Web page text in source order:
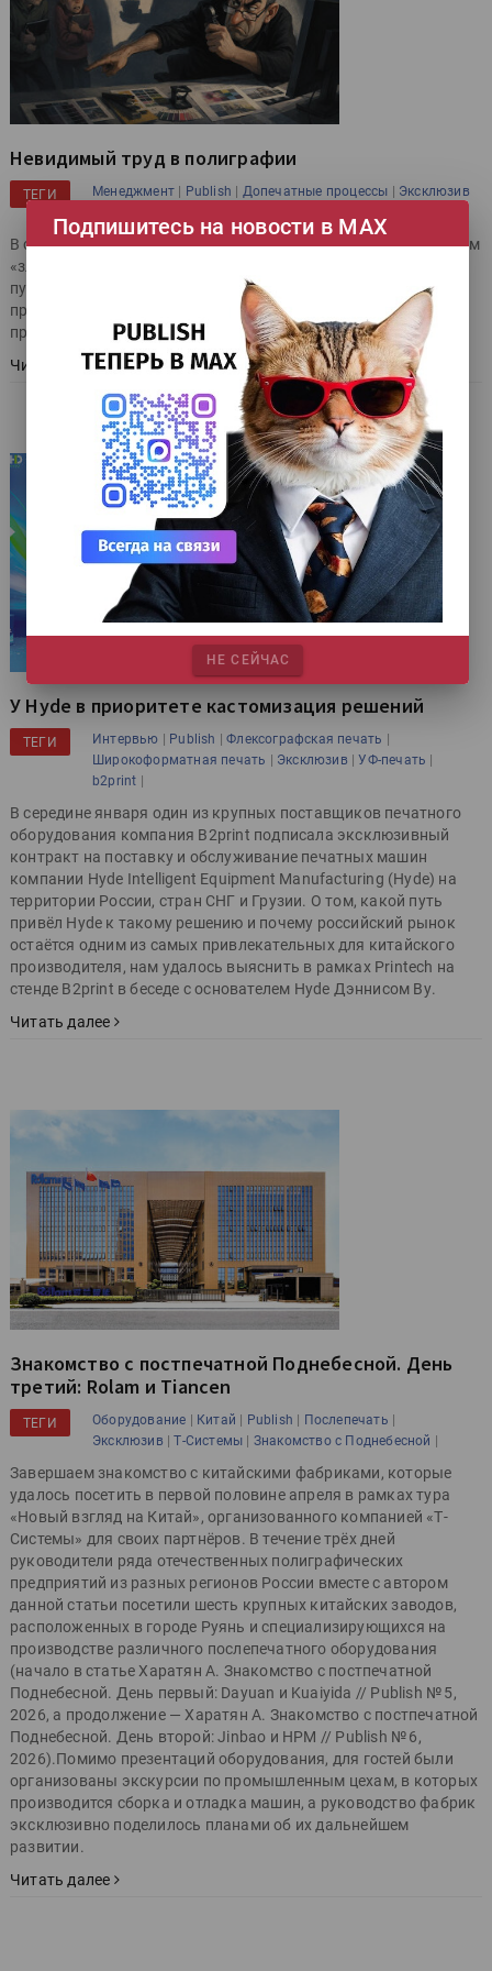
Невидимый труд в полиграфии
ТЕГИ Менеджмент | Publish | Допечатные процессы | Эксклюзив
В среде дизайнеров порой приходится сталкиваться с образом
«злого препресса». Перспектива общения с ним нередко
пугает. Этот вопрос можно было бы оставить в области
профессионального фольклора, если бы он не оказывал
прямого влияния на работу типографии.
Читать далее
У Hyde в приоритете кастомизация решений
ТЕГИ Интервью | Publish |Флексографская печать |
Широкоформатная печать | Эксклюзив |УФ-печать |
b2print |
В середине января один из крупных поставщиков печатного
оборудования компания B2print подписала эксклюзивный
контракт на поставку и обслуживание печатных машин
компании Hyde Intelligent Equipment Manufacturing (Hyde) на
территории России, стран СНГ и Грузии. О том, какой путь
привёл Hyde к такому решению и почему российский рынок
остаётся одним из самых привлекательных для китайского
производителя, нам удалось выяснить в рамках Printech на
стенде B2print в беседе с основателем Hyde Дэннисом Ву.
Читать далее
Знакомство с постпечатной Поднебесной. День
третий: Rolam и Tiancen
ТЕГИ Оборудование | Китай | Publish | Послепечать |
Эксклюзив |Т-Системы | Знакомство с Поднебесной |
Завершаем знакомство с китайскими фабриками, которые
удалось посетить в первой половине апреля в рамках тура
«Новый взгляд на Китай», организованного компанией «Т-
Системы» для своих партнёров. В течение трёх дней
руководители ряда отечественных полиграфических
предприятий из разных регионов России вместе с автором
данной статьи посетили шесть крупных китайских заводов,
расположенных в городе Руянь и специализирующихся на
производстве различного послепечатного оборудования
(начало в статье Харатян А. Знакомство с постпечатной
Поднебесной. День первый: Dayuan и Kuaiyida // Publish № 5,
2026, а продолжение — Харатян А. Знакомство с постпечатной
Поднебесной. День второй: Jinbao и HPM // Publish № 6,
2026).Помимо презентаций оборудования, для гостей были
организованы экскурсии по промышленным цехам, в которых
производится сборка и отладка машин, а руководство фабрик
эксклюзивно поделилось планами об их дальнейшем
развитии.
Читать далее
Подпишитесь на новости в МАХ
НЕ СЕЙЧАС